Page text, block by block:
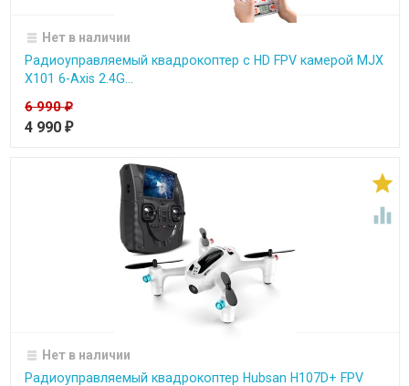
Нет в наличии
Радиоуправляемый квадрокоптер c HD FPV камерой MJX
X101 6-Axis 2.4G...
6 990₽
4 990 ₽


Нет в наличии
Радиоуправляемый квадрокоптер Hubsan H107D+ FPV